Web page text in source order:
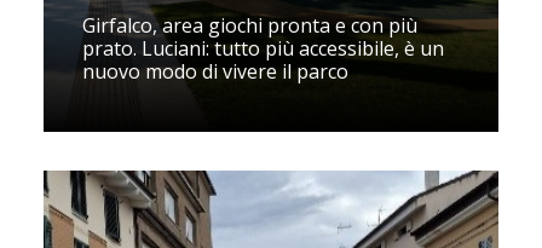
Girfalco, area giochi pronta e con più
prato. Luciani: tutto più accessibile, è un
nuovo modo di vivere il parco